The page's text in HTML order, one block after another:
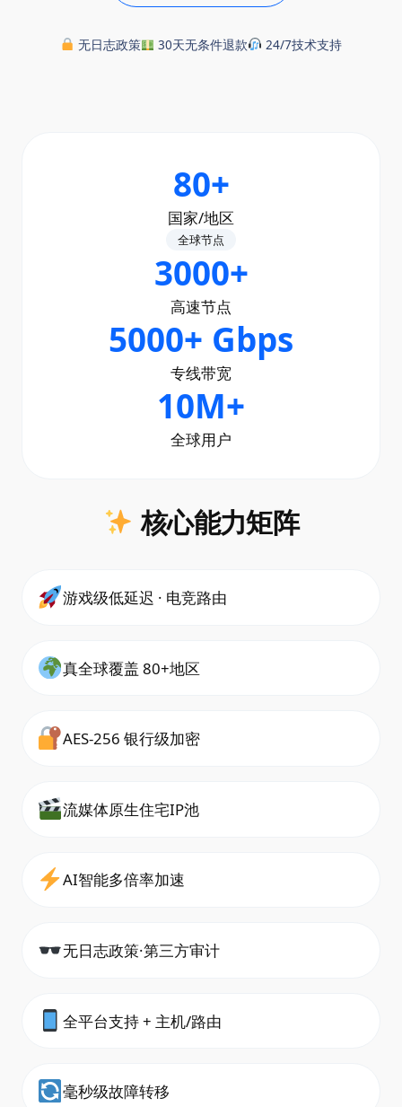
无日志政策 30天无条件退款 24/7技术支持
80+
国家/地区
全球节点
3000+
高速节点
5000+ Gbps
专线带宽
10M+
全球用户
核心能力矩阵
游戏级低延迟 · 电竞路由
真全球覆盖 80+地区
AES-256 银行级加密
流媒体原生住宅IP池
AI智能多倍率加速
无日志政策·第三方审计
全平台支持 + 主机/路由
毫秒级故障转移